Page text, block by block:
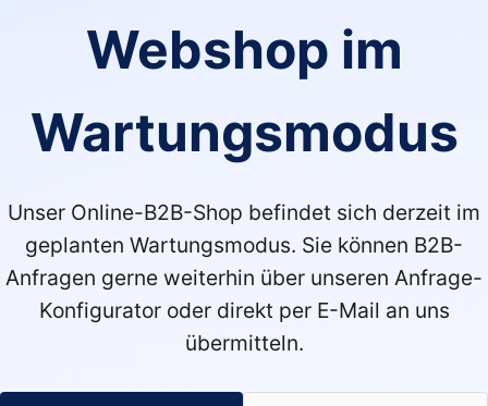
Webshop im
Wartungsmodus
Unser Online-B2B-Shop befindet sich derzeit im
geplanten Wartungsmodus. Sie können B2B-
Anfragen gerne weiterhin über unseren Anfrage-
Konfigurator oder direkt per E-Mail an uns
übermitteln.